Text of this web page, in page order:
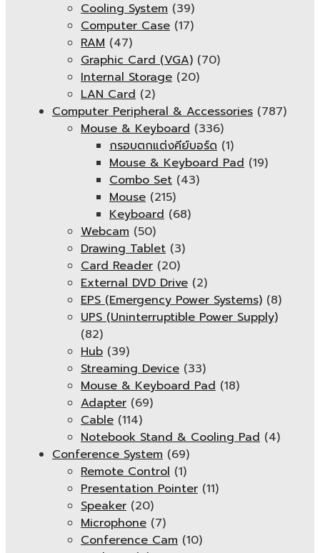
Cooling System (39)
Computer Case (17)
RAM (47)
Graphic Card (VGA) (70)
Internal Storage (20)
LAN Card (2)
Computer Peripheral & Accessories (787)
Mouse & Keyboard (336)
กรอบตกแต่งคีย์บอร์ด (1)
Mouse & Keyboard Pad (19)
Combo Set (43)
Mouse (215)
Keyboard (68)
Webcam (50)
Drawing Tablet (3)
Card Reader (20)
External DVD Drive (2)
EPS (Emergency Power Systems) (8)
UPS (Uninterruptible Power Supply)
(82)
Hub (39)
Streaming Device (33)
Mouse & Keyboard Pad (18)
Adapter (69)
Cable (114)
Notebook Stand & Cooling Pad (4)
Conference System (69)
Remote Control (1)
Presentation Pointer (11)
Speaker (20)
Microphone (7)
Conference Cam (10)